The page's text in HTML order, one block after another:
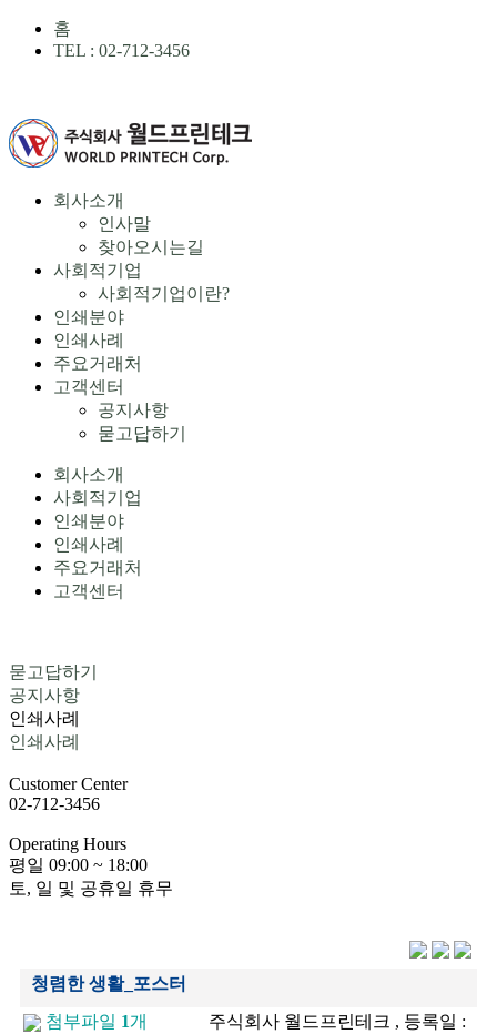
홈
TEL : 02-712-3456
회사소개
인사말
찾아오시는길
사회적기업
사회적기업이란?
인쇄분야
인쇄사례
주요거래처
고객센터
공지사항
묻고답하기
회사소개
사회적기업
인쇄분야
인쇄사례
주요거래처
고객센터
묻고답하기
공지사항
인쇄사례
인쇄사례
CustomerCenter
02-712-3456
Operating Hours
평일 09:00 ~ 18:00
토, 일 및 공휴일 휴무
청렴한 생활_포스터
첨부파일 1개
주식회사 월드프린테크 , 등록일 :